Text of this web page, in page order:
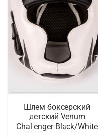
Шлем боксерский
детский Venum
Challenger Black/White